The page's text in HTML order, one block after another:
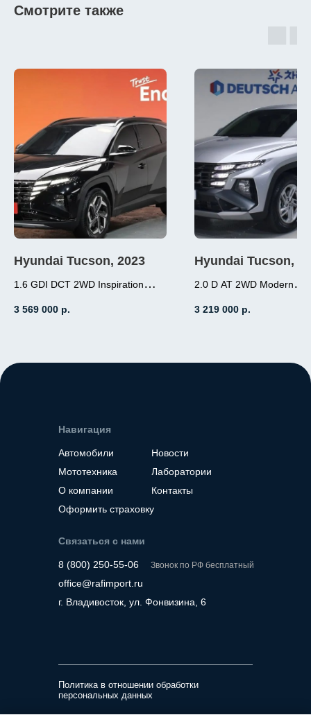
Смотрите также
Hyundai Tucson, 2023
1.6 GDI DCT 2WD Inspiration
3 569 000 р.
Hyundai Tucson,
2.0 D AT 2WD Modern
Место нахождение -
3 219 000 р.
Навигация
Автомобили
Мототехника
О компании
Оформить страховку
Новости
Лаборатории
Контакты
Связаться с нами
8 (800) 250-55-06
office@rafimport.ru
г. Владивосток, ул. Фонвизина, 6
Политика в отношении обработки
персональных данных
Звонок по РФ бесплатный